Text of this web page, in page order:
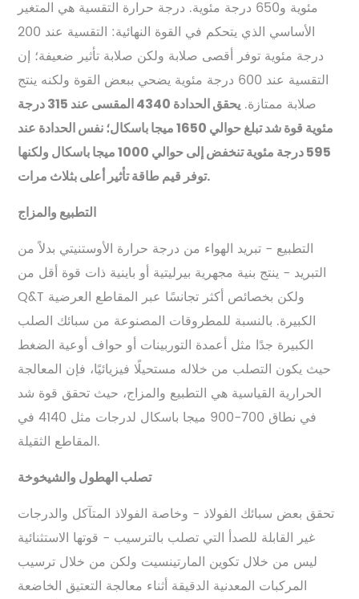
مئوية و650 درجة مئوية. درجة حرارة التقسية هي المتغير
الأساسي الذي يتحكم في القوة النهائية: التقسية عند 200
درجة مئوية توفر أقصى صلابة ولكن صلابة تأثير ضعيفة؛ إن
التقسية عند 600 درجة مئوية يضحي ببعض القوة ولكنه ينتج
صلابة ممتازة.
يحقق الحدادة 4340 المقسى عند 315 درجة
مئوية قوة شد تبلغ حوالي 1650 ميجا باسكال؛ نفس الحدادة عند
595 درجة مئوية تنخفض إلى حوالي 1000 ميجا باسكال ولكنها
توفر قيم طاقة تأثير أعلى بثلاث مرات.
التطبيع والمزاج
التطبيع - تبريد الهواء من درجة حرارة الأوستنيتي بدلاً من
التبريد - ينتج بنية مجهرية بيرليتية أو باينية ذات قوة أقل من
Q&T ولكن بخصائص أكثر تجانسًا عبر المقاطع العرضية
الكبيرة. بالنسبة للمطروقات المصنوعة من سبائك الصلب
الكبيرة جدًا مثل أعمدة التوربينات أو حواف أوعية الضغط
حيث يكون التصلب من خلاله مستحيلًا فيزيائيًا، فإن المعالجة
الحرارية القياسية هي التطبيع والمزاج، حيث تحقق قوة شد
في نطاق 700-900 ميجا باسكال لدرجات مثل 4140 في
المقاطع الثقيلة.
تصلب الهطول والشيخوخة
تحقق بعض سبائك الفولاذ - وخاصة الفولاذ المتآكل والدرجات
غير القابلة للصدأ التي تصلب بالترسيب - قوتها الاستثنائية
ليس من خلال تكوين المارتينسيت ولكن من خلال ترسيب
المركبات المعدنية الدقيقة أثناء معالجة التعتيق الخاضعة